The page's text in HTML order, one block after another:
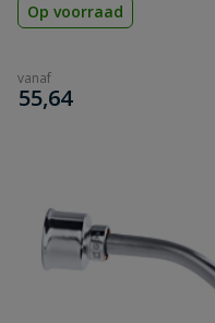
Op voorraad
vanaf
€
55,64